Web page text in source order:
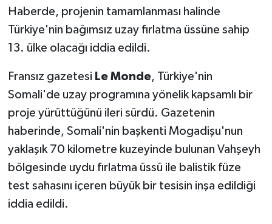
Haberde, projenin tamamlanması halinde
Türkiye'nin bağımsız uzay fırlatma üssüne sahip
13. ülke olacağı iddia edildi.
Fransız gazetesi Le Monde, Türkiye'nin
Somali'de uzay programına yönelik kapsamlı bir
proje yürüttüğünü ileri sürdü. Gazetenin
haberinde, Somali'nin başkenti Mogadişu'nun
yaklaşık 70 kilometre kuzeyinde bulunan Vahşeyh
bölgesinde uydu fırlatma üssü ile balistik füze
test sahasını içeren büyük bir tesisin inşa edildiği
iddia edildi.